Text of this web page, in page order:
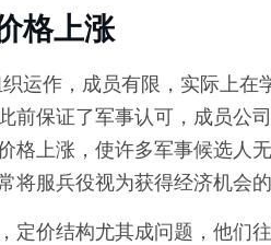
格上涨
运作，成员有限，实际上
前保证了军事认可，成员公
格上涨，使许多军事候选人
将服兵役视为获得经济机会的
定价结构尤其成问题，他们